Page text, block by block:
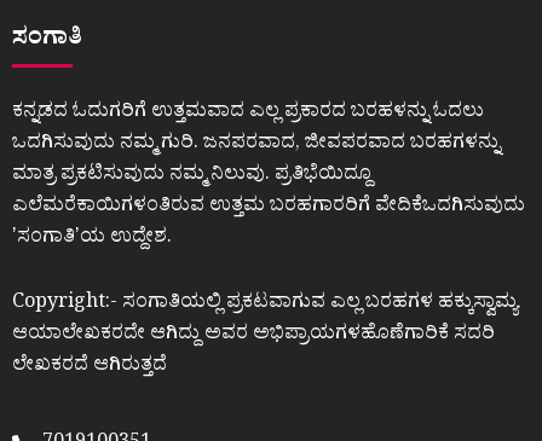
ಸಂಗಾತಿ
ಕನ್ನಡದ ಓದುಗರಿಗೆ ಉತ್ತಮವಾದ ಎಲ್ಲ ಪ್ರಕಾರದ ಬರಹಳನ್ನು ಓದಲು
ಒದಗಿಸುವುದು ನಮ್ಮ ಗುರಿ. ಜನಪರವಾದ, ಜೀವಪರವಾದ ಬರಹಗಳನ್ನು
ಮಾತ್ರ ಪ್ರಕಟಿಸುವುದು ನಮ್ಮ ನಿಲುವು. ಪ್ರತಿಭೆಯಿದ್ದೂ
ಎಲೆಮರೆಕಾಯಿಗಳಂತಿರುವ ಉತ್ತಮ ಬರಹಗಾರರಿಗೆ ವೇದಿಕೆಒದಗಿಸುವುದು
ʼಸಂಗಾತಿʼಯ ಉದ್ದೇಶ.
Copyright:- ಸಂಗಾತಿಯಲ್ಲಿ ಪ್ರಕಟವಾಗುವ ಎಲ್ಲ ಬರಹಗಳ ಹಕ್ಕುಸ್ವಾಮ್ಯ
ಆಯಾಲೇಖಕರದೇ ಆಗಿದ್ದು ಅವರ ಅಭಿಪ್ರಾಯಗಳಹೊಣೆಗಾರಿಕೆ ಸದರಿ
ಲೇಖಕರದೆ ಆಗಿರುತ್ತದೆ